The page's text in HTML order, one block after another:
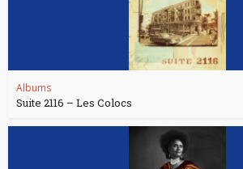
Albums
Suite 2116 – Les Colocs